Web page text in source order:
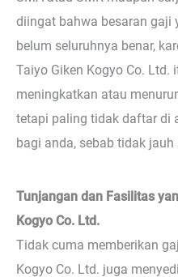
diingat bahwa besaran gaji
belum seluruhnya benar,
Taiyo Giken Kogyo Co. Ltd.
meningkatkan atau
tetapi paling tidak daftar di
bagi anda, sebab tidak jauh
Tunjangan dan Fasilitas
Kogyo Co. Ltd.
Tidak cuma memberikan
Kogyo Co. Ltd. juga